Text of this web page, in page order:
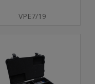
VPE7/19